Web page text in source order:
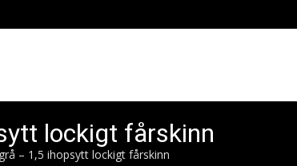
lockigt fårskinn
– 1,5 ihopsytt lockigt fårskinn